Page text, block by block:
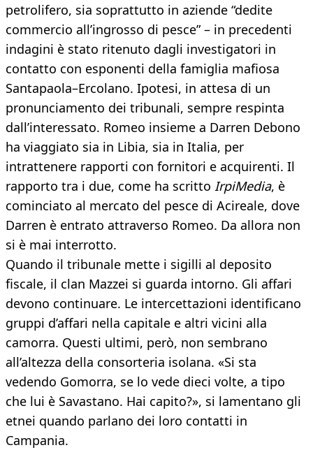
petrolifero, sia soprattutto in aziende “dedite
commercio all’ingrosso di pesce” – in precedenti
indagini è stato ritenuto dagli investigatori in
contatto con esponenti della famiglia mafiosa
Santapaola–Ercolano. Ipotesi, in attesa di un
pronunciamento dei tribunali, sempre respinta
dall’interessato. Romeo insieme a Darren Debono
ha viaggiato sia in Libia, sia in Italia, per
intrattenere rapporti con fornitori e acquirenti. Il
rapporto tra i due, come ha scritto IrpiMedia, è
cominciato al mercato del pesce di Acireale, dove
Darren è entrato attraverso Romeo. Da allora non
si è mai interrotto.
Quando il tribunale mette i sigilli al deposito
fiscale, il clan Mazzei si guarda intorno. Gli affari
devono continuare. Le intercettazioni identificano
gruppi d’affari nella capitale e altri vicini alla
camorra. Questi ultimi, però, non sembrano
all’altezza della consorteria isolana. «Si sta
vedendo Gomorra, se lo vede dieci volte, a tipo
che lui è Savastano. Hai capito?», si lamentano gli
etnei quando parlano dei loro contatti in
Campania.